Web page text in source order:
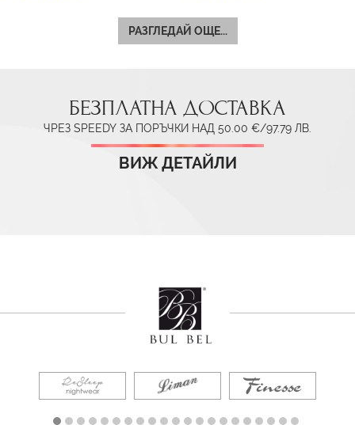
РАЗГЛЕДАЙ ОЩЕ...
БЕЗПЛАТНА ДОСТАВКА
ЧРЕЗ SPEEDY ЗА ПОРЪЧКИ НАД 50.00 €/97.79 ЛВ.
ВИЖ ДЕТАЙЛИ